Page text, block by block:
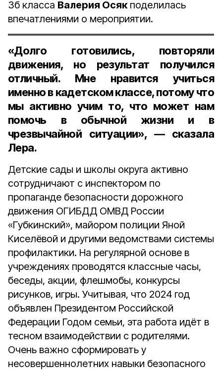
3б класса Валерия Осякподелилась
впечатлениями о мероприятии.
«Долго готовились, повторяли
движения, но результат получился
отличный. Мне нравится учиться
именно в кадетском классе, потому что
мы активно учим то, что может нам
помочь в обычной жизни и в
чрезвычайной ситуации», — сказала
Лера.
Детские сады и школы округа активно
сотрудничают с инспектором по
пропаганде безопасности дорожного
движения ОГИБДД ОМВД России
«Губкинский», майором полиции Яной
Киселёвой и другими ведомствами системы
профилактики. На регулярной основе в
учреждениях проводятся классные часы,
беседы, акции, флешмобы, конкурсы
рисунков, игры. Учитывая, что 2024 год
объявлен Президентом Российской
Федерации Годом семьи, эта работа идёт в
тесном взаимодействии с родителями.
Очень важно сформировать у
несовершеннолетних навыки безопасного